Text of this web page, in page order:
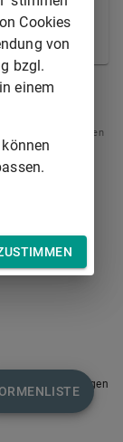
§ 307
Navigation zwischen
Cookies
von
bzgl.
einem